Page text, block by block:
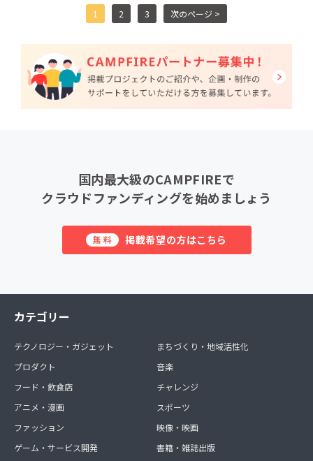
1 2 3 次のページ >
国内最大級のCAMPFIREで
クラウドファンディングを始めましょう
無料 掲載希望の方はこちら
カテゴリー
テクノロジー・ガジェット
プロダクト
フード・飲食店
アニメ・漫画
ファッション
ゲーム・サービス開発
まちづくり・地域活性化
音楽
チャレンジ
スポーツ
映像・映画
書籍・雑誌出版